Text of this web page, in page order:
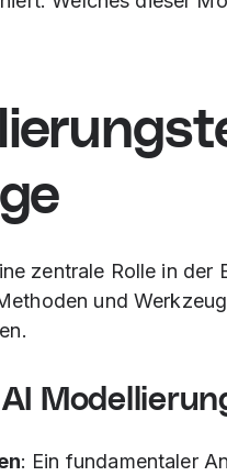
zentrale Rolle in
und
: Ein fundamentaler